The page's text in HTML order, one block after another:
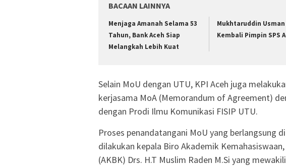
BACAAN LAINNYA
Menjaga Amanah Selama 53
Tahun, Bank Aceh Siap
Melangkah Lebih Kuat
Mukhtaruddin Usman
Kembali Pimpin SPS
Selain MoU dengan UTU, KPI Aceh juga
kerjasama MoA (Memorandum of Agreement)
dengan Prodi Ilmu Komunikasi FISIP UTU.
Proses penandatangani MoU yang berlangsung
dilakukan kepala Biro Akademik
(AKBK) Drs. H.T Muslim Raden M.Si yang